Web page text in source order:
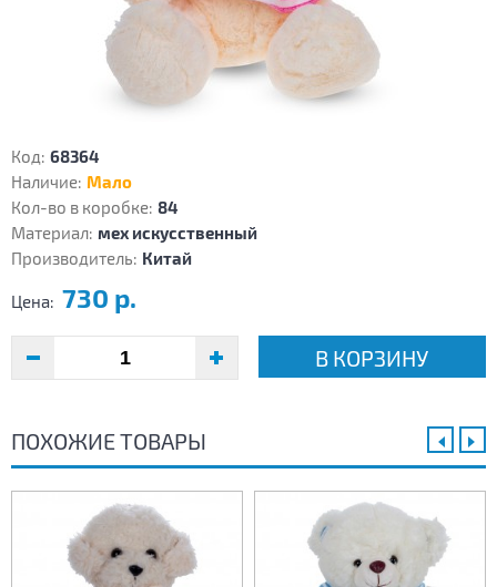
Код: 68364
Наличие: Мало
Кол-во в коробке: 84
Материал: мех искусственный
Производитель: Китай
Цена: 730 р.
В КОРЗИНУ
ПОХОЖИЕ ТОВАРЫ